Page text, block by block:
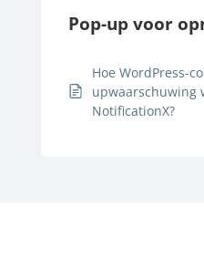
Pop-up voor
Hoe WordPress-
upwaarschuwing
NotificationX?